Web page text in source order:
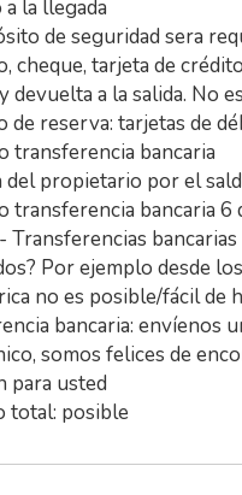
la llegada
de seguridad sera
cheque, tarjeta de
devuelta a la salida. No
de reserva: tarjetas de
transferencia bancaria
del propietario por el
transferencia bancaria 6
Transferencias
Por ejemplo desde
no es posible/fácil de
bancaria: envíenos
somos felices de
para usted
total: posible